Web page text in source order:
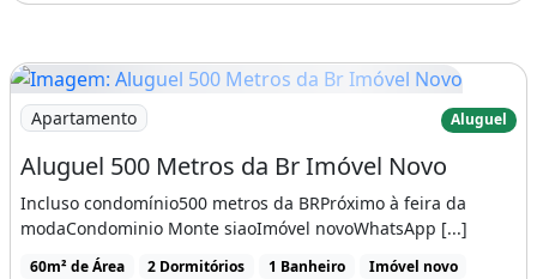
Imagem: Aluguel 500 Metros da Br Imóvel Novo
Apartamento Aluguel
Aluguel 500 Metros da Br Imóvel Novo
Incluso condomínio500 metros da BRPróximo à feira da
modaCondominio Monte siaoImóvel novoWhatsApp [...]
60m² de Área 2 Dormitórios 1 Banheiro Imóvel novo